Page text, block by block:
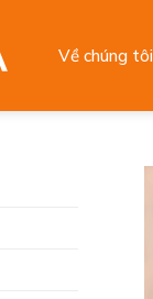
Về chúng tôi